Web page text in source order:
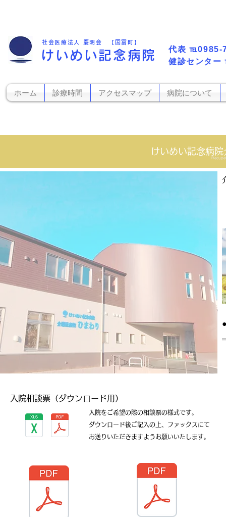
​健診センター
社会医療法人 慶明会 【国富町】
けいめい記念病院 代表​ ℡0985-
ホーム 診療時間 アクセスマップ 病院について
けいめい記念病
入院相談票（ダウンロード用）
入院をご希望の際の相談票の様式です。
ダウンロード後ご記入の上、ファックスにて
お送りいただきますようお願いいたします。